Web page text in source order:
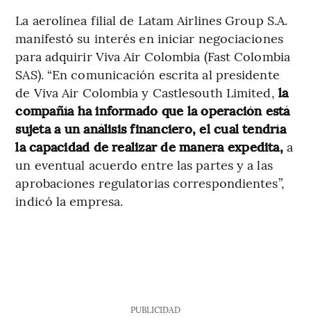
La aerolínea filial de Latam Airlines Group S.A.
manifestó su interés en iniciar negociaciones
para adquirir Viva Air Colombia (Fast Colombia
SAS). “En comunicación escrita al presidente
de Viva Air Colombia y Castlesouth Limited, la
compañía ha informado que la operación está
sujeta a un análisis financiero, el cual tendría
la capacidad de realizar de manera expedita,a
un eventual acuerdo entre las partes y a las
aprobaciones regulatorias correspondientes”,
indicó la empresa.
PUBLICIDAD